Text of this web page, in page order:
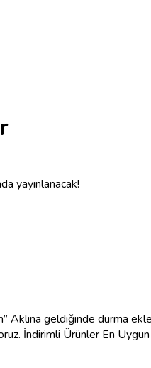
yayınlanacak!
Aklına geldiğinde durma
İndirimli Ürünler En